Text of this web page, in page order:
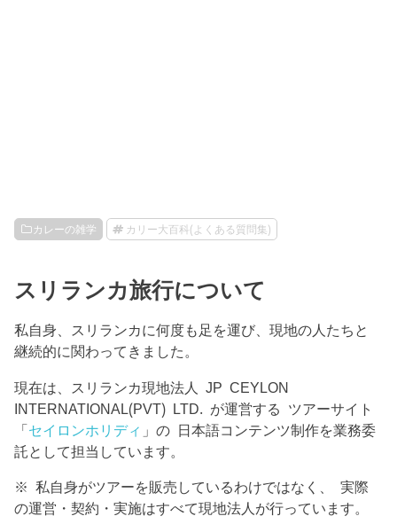
カレーの雑学 カリー大百科(よくある質問集)
スリランカ旅行について
私自身、スリランカに何度も足を運び、現地の人たちと
継続的に関わってきました。
現在は、スリランカ現地法人 JP CEYLON
INTERNATIONAL(PVT) LTD. が運営する ツアーサイト
「セイロンホリディ 」の 日本語コンテンツ制作を業務委
託として担当しています。
※ 私自身がツアーを販売しているわけではなく、 実際
の運営・契約・実施はすべて現地法人が行っています。